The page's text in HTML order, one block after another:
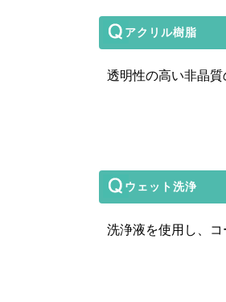
アクリル樹脂
透明性の高い非晶
ウェット洗浄
洗浄液を使用し、コ